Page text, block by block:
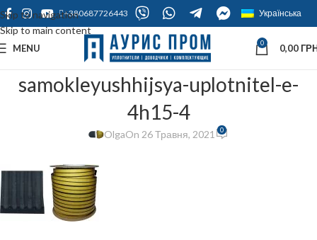
Skip to navigation
Skip to main content
+380687726443 Українська
MENU 0 0,00
samokleyushhijsya-uplotnitel-e-
4h15-4
OlgaOn 26 Травня, 2021 0